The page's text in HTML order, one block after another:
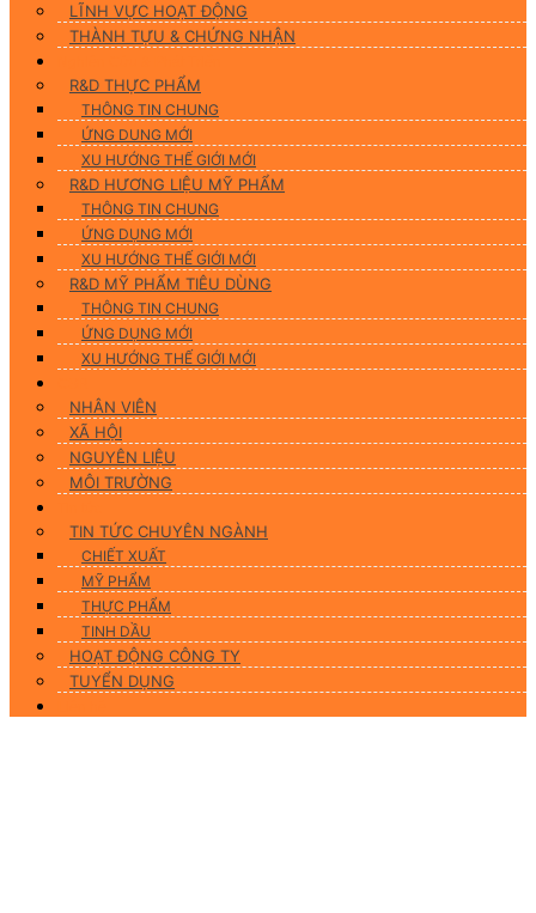
LĨNH VỰC HOẠT ĐỘNG
THÀNH TỰU & CHỨNG NHẬN
R&D THỰC PHẨM
THÔNG TIN CHUNG
ỨNG DUNG MỚI
XU HƯỚNG THẾ GIỚI MỚI
R&D HƯƠNG LIỆU MỸ PHẨM
THÔNG TIN CHUNG
ỨNG DỤNG MỚI
XU HƯỚNG THẾ GIỚI MỚI
R&D MỸ PHẨM TIÊU DÙNG
THÔNG TIN CHUNG
ỨNG DỤNG MỚI
XU HƯỚNG THẾ GIỚI MỚI
NHÂN VIÊN
XÃ HỘI
NGUYÊN LIỆU
MÔI TRƯỜNG
TIN TỨC CHUYÊN NGÀNH
CHIẾT XUẤT
MỸ PHẨM
THỰC PHẨM
TINH DẦU
HOẠT ĐỘNG CÔNG TY
TUYỂN DỤNG